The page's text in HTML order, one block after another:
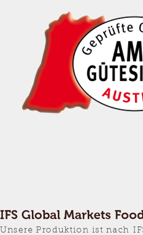
IFS Global Markets
Unsere Produktion ist nach